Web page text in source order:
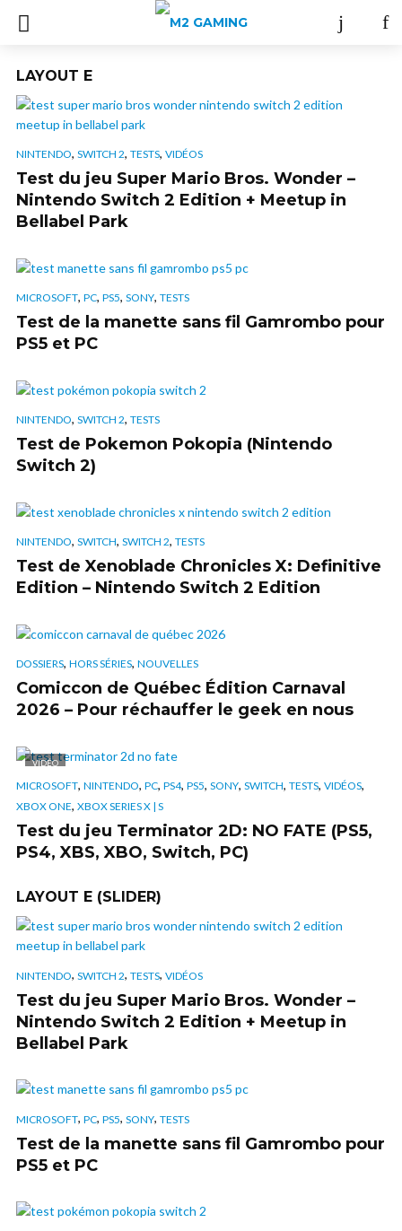
LAYOUT E
NINTENDO, SWITCH 2, TESTS, VIDÉOS
Test du jeu Super Mario Bros. Wonder –
Nintendo Switch 2 Edition + Meetup in
Bellabel Park
MICROSOFT, PC, PS5, SONY, TESTS
Test de la manette sans fil Gamrombo pour
PS5 et PC
NINTENDO, SWITCH 2, TESTS
Test de Pokemon Pokopia (Nintendo
Switch 2)
NINTENDO, SWITCH, SWITCH 2, TESTS
Test de Xenoblade Chronicles X: Definitive
Edition – Nintendo Switch 2 Edition
DOSSIERS, HORS SÉRIES, NOUVELLES
Comiccon de Québec Édition Carnaval
2026 – Pour réchauffer le geek en nous
VIDÉO
MICROSOFT, NINTENDO, PC, PS4, PS5, SONY, SWITCH, TESTS, VIDÉOS,
XBOX ONE, XBOX SERIES X | S
Test du jeu Terminator 2D: NO FATE (PS5,
PS4, XBS, XBO, Switch, PC)
LAYOUT E (SLIDER)
NINTENDO, SWITCH 2, TESTS, VIDÉOS
Test du jeu Super Mario Bros. Wonder –
Nintendo Switch 2 Edition + Meetup in
Bellabel Park
MICROSOFT, PC, PS5, SONY, TESTS
Test de la manette sans fil Gamrombo pour
PS5 et PC